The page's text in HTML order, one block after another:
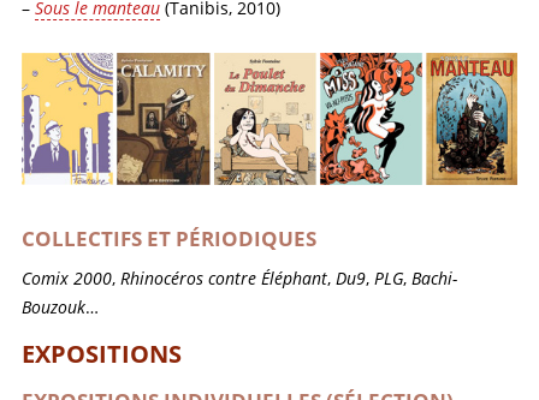
Sous le manteau (Tanibis, 2010)
COLLECTIFS ET PÉRIODIQUES
Comix 2000,Rhinocéros contre Éléphant,Du9,PLG,Bachi-
Bouzouk…
EXPOSITIONS